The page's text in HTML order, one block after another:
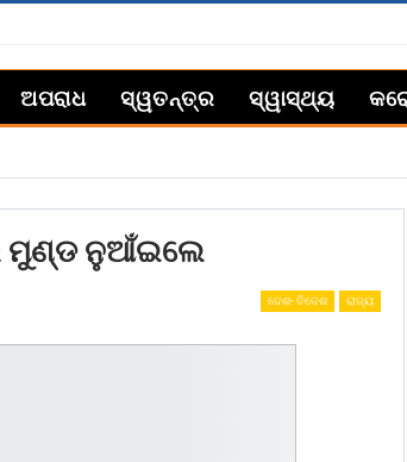
ଅପରାଧ ସ୍ୱତନ୍ତ୍ର ସ୍ୱାସ୍ଥ୍ୟ
ମୁଣ୍ଡ ନୁଆଁଇଲେ
ଦେଶ- ବିଦେଶ ରାଜ୍ୟ